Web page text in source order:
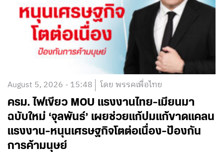
August 5, 2026 - 15:48 โดย พรรคเพื่อไทย
ครม. ไฟเขียว MOU แรงงานไทย-เมียนมา
ฉบับใหม่ ‘จุลพันธ์’ เผยช่วยแก้ปมแก้ขาดแคลน
แรงงาน-หนุนเศรษฐกิจโตต่อเนื่อง-ป้องกัน
การค้ามนุษย์